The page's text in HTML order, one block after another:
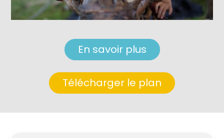
Télécharger le plan
En savoir plus